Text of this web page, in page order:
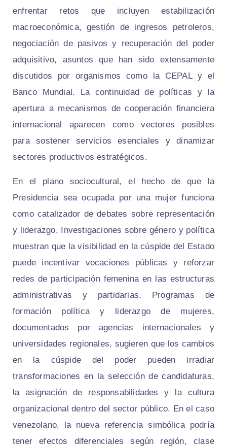
enfrentar retos que incluyen estabilización
macroeconómica, gestión de ingresos petroleros,
negociación de pasivos y recuperación del poder
adquisitivo, asuntos que han sido extensamente
discutidos por organismos como la CEPAL y el
Banco Mundial. La continuidad de políticas y la
apertura a mecanismos de cooperación financiera
internacional aparecen como vectores posibles
para sostener servicios esenciales y dinamizar
sectores productivos estratégicos.
En el plano sociocultural, el hecho de que la
Presidencia sea ocupada por una mujer funciona
como catalizador de debates sobre representación
y liderazgo. Investigaciones sobre género y política
muestran que la visibilidad en la cúspide del Estado
puede incentivar vocaciones públicas y reforzar
redes de participación femenina en las estructuras
administrativas y partidarias. Programas de
formación política y liderazgo de mujeres,
documentados por agencias internacionales y
universidades regionales, sugieren que los cambios
en la cúspide del poder pueden irradiar
transformaciones en la selección de candidaturas,
la asignación de responsabilidades y la cultura
organizacional dentro del sector público. En el caso
venezolano, la nueva referencia simbólica podría
tener efectos diferenciales según región, clase